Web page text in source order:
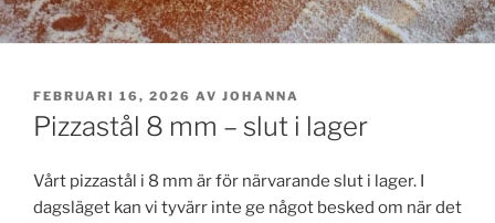
PUBLICERAT
FEBRUARI 16, 2026 AV JOHANNA
Pizzastål 8 mm – slut i lager
Vårt pizzastål i 8 mm är för närvarande slut i lager. I
dagsläget kan vi tyvärr inte ge något besked om när det